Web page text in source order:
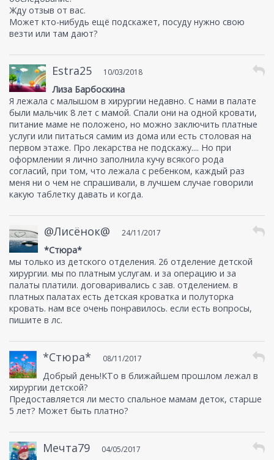
Жду отзыв от вас.
Может кто-нибудь ещё подскажет, посуду нужно свою
везти или там дают?
Estra25 10/03/2018
Лиза Барбоскина
Я лежала с малышом в хирургии недавно. С нами в палате
были мальчик 8 лет с мамой. Спали они на одной кровати,
питание маме не положено, но можно заключить платные
услуги или питаться самим из дома или есть столовая на
первом этаже. Про лекарства не подскажу.... Но при
оформлении я лично заполнила кучу всякого рода
согласий, при том, что лежала с ребенком, каждый раз
меня ни о чем не спрашивали, в лучшем случае говорили
какую таблетку давать и когда.
@Лисёнок@ 24/11/2017
*Стюра*
мы только из детского отделения. 26 отделение детской
хирургии. мы по платным услугам. и за операцию и за
палаты платили. договаривались с зав. отделением. в
платных палатах есть детская кроватка и полуторка
кровать. нам все очень понравилось. если есть вопросы,
пишите в лс.
*Стюра* 08/11/2017
Добрый день!КТо в ближайшем прошлом лежал в
хирургии детской?
Предоставляется ли место спальное мамам деток, старше
5 лет? Может быть платно?
Мечта79 04/05/2017